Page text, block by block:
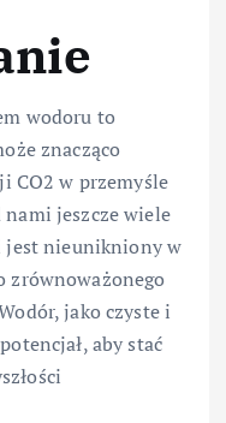
wodoru to
znacząco
CO2 w przemyśle
jeszcze wiele
jest nieunikniony w
zrównoważonego
jako czyste i
aby stać